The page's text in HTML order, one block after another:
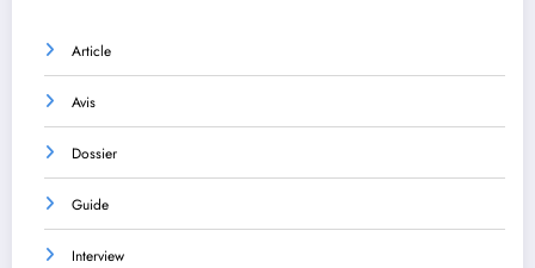
Article
Avis
Dossier
Guide
Interview